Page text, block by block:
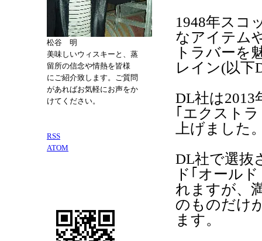
松谷 明
美味しいウィスキーと、蒸
留所の信念や情熱を皆様
にご紹介致します。ご質問
があればお気軽にお声をか
けてください。
RSS
ATOM
1948年スコ
なアイテム
トラバーを
レイン(以下
DL社は2013
｢エクスト
上げまし
DL社で選抜
ド｢オール
れますが、
のものだけ
ます。